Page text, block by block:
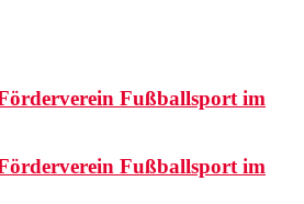
Fußballsport im
Fußballsport im